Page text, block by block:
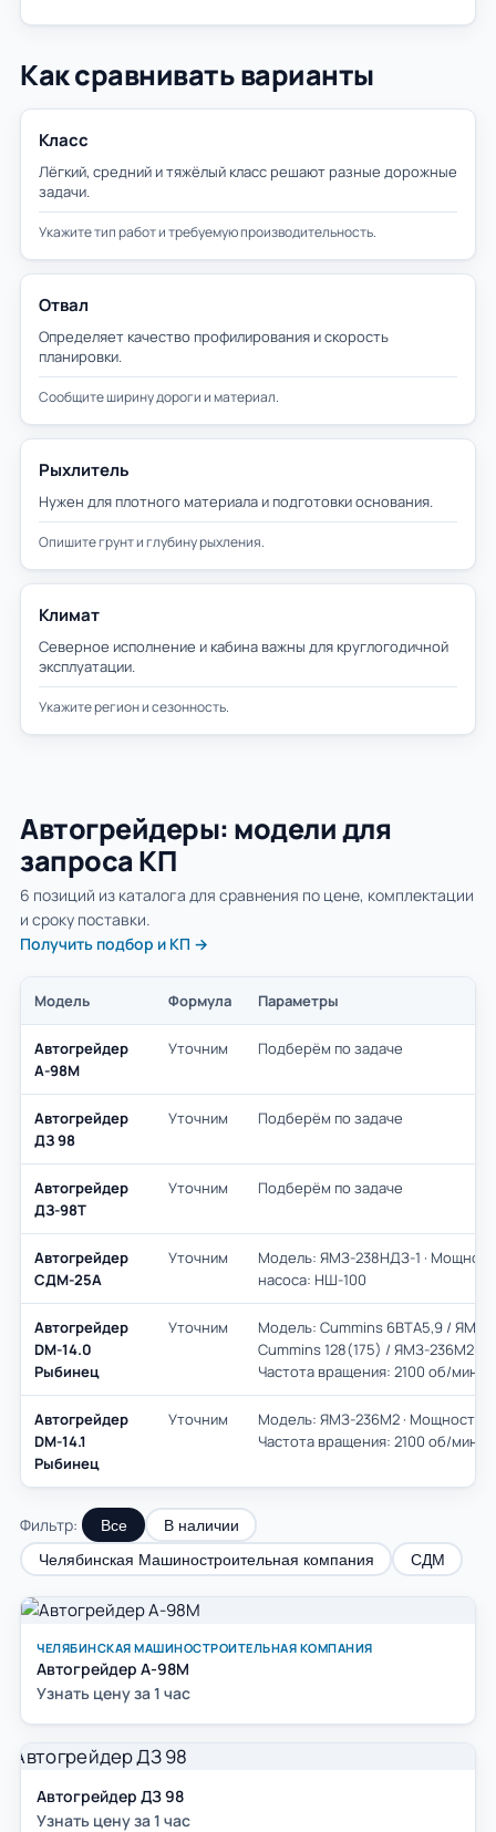
Как сравнивать варианты
Класс
Лёгкий, средний и тяжёлый класс решают разные дорожные
задачи.
Укажите тип работ и требуемую производительность.
Отвал
Определяет качество профилирования и скорость
планировки.
Сообщите ширину дороги и материал.
Рыхлитель
Нужен для плотного материала и подготовки основания.
Опишите грунт и глубину рыхления.
Климат
Северное исполнение и кабина важны для круглогодичной
эксплуатации.
Укажите регион и сезонность.
Автогрейдеры: модели для
запроса КП
6 позиций из каталога для сравнения по цене, комплектации
и сроку поставки.
Получить подбор и КП →
Модель Формула Параметры
Автогрейдер
А-98М
Уточним Подберём по задаче
Автогрейдер
ДЗ 98
Уточним Подберём по задаче
Автогрейдер
ДЗ-98Т
Уточним Подберём по задаче
Автогрейдер
СДМ-25А
Уточним
Модель: ЯМЗ-238НДЗ-1 ·
насоса: НШ-100
Автогрейдер
DM-14.0
Рыбинец
Уточним
Модель: Cummins 6BTA5,9 /
Cummins 128(175) / ЯМЗ-236М2
Частота вращения: 2100 об/мин
Автогрейдер
DM-14.1
Рыбинец
Уточним
Модель: ЯМЗ-236М2 · Мощность:
Частота вращения: 2100 об/мин
Фильтр: Все
В наличии
Челябинская Машиностроительная компания
СДМ
ЧЕЛЯБИНСКАЯ МАШИНОСТРОИТЕЛЬНАЯ КОМПАНИЯ
Автогрейдер А-98М
Узнать цену за 1 час
Автогрейдер ДЗ 98
Узнать цену за 1 час